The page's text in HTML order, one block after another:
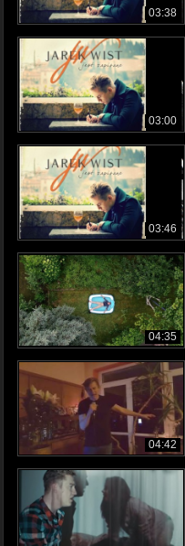
03:38
03:00
03:46
04:35
04:42